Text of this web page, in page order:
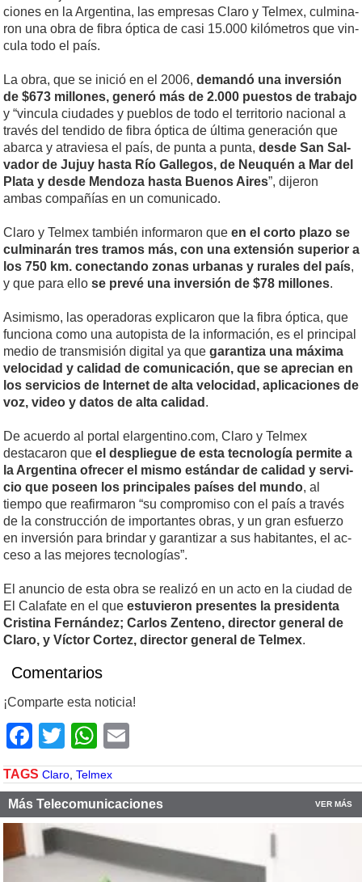
cio­nes en la Ar­gen­ti­na, las empresas Cla­ro y Tel­mex, cul­mi­na­
ron una obra de fi­bra óp­ti­ca de casi 15.000 kilómetros que vin­
cu­la to­do el país.
La obra, que se ini­ció en el 2006, de­man­dó una in­ver­sión
de $673 mi­llo­nes, ge­ne­ró más de 2.000 pues­tos de tra­ba­jo
y “vin­cu­la ciu­da­des y pue­blos de to­do el te­rri­to­rio na­cio­nal a
tra­vés del ten­di­do de fi­bra óp­ti­ca de úl­ti­ma ge­ne­ra­ción que
abar­ca y atra­vie­sa el país, de pun­ta a pun­ta, des­de San Sal­
va­dor de Ju­juy has­ta Río Ga­lle­gos, de Neu­quén a Mar del
Plata y des­de Mendoza has­ta Bue­nos Ai­res”, dijeron
ambas compañías en un comunicado.
Claro y Telmex también in­for­ma­ron que en el corto plazo se
cul­mi­na­rán tres tra­mos más, con una ex­ten­sión su­pe­rior a
los 750 km. co­nec­tan­do zo­nas ur­ba­nas y ru­ra­les del país,
y que para ello se pre­vé una in­ver­sión de $78 mi­llo­nes.
Asimismo, las operadoras ex­pli­ca­ron que la fi­bra óp­ti­ca, que
fun­cio­na co­mo una au­to­pis­ta de la in­for­ma­ción, es el prin­ci­pal
me­dio de trans­mi­sión di­gi­tal ya que ga­ran­ti­za una má­xi­ma
ve­lo­ci­dad y ca­li­dad de co­mu­ni­ca­ción, que se apre­cian en
los ser­vi­cios de In­ter­net de al­ta ve­lo­ci­dad, apli­ca­cio­nes de
voz, vi­deo y da­tos de al­ta ca­li­dad .
De acuerdo al portal elargentino.com, Cla­ro y Tel­mex
destacaron que el des­plie­gue de es­ta tec­no­lo­gía per­mi­te a
la Ar­gen­ti­na ofre­cer el mis­mo es­tán­dar de ca­li­dad y ser­vi­
cio que po­seen los prin­ci­pa­les paí­ses del mun­do, al
tiempo que reafirmaron “su com­pro­mi­so con el país a tra­vés
de la cons­truc­ción de im­por­tan­tes obras, y un gran es­fuer­zo
en in­ver­sión pa­ra brin­dar y ga­ran­ti­zar a sus ha­bi­tan­tes, el ac­
ce­so a las me­jo­res tec­no­lo­gías”.
El anun­cio de es­ta obra se rea­li­zó en un ac­to en la ciu­dad de
El Ca­la­fa­te en el que es­tu­vie­ron pre­sen­tes la pre­si­den­ta
Cris­ti­na Fer­nán­dez; Car­los Zen­te­no, di­rec­tor ge­ne­ral de
Cla­ro, y Víc­tor Cor­tez, di­rec­tor ge­ne­ral de Tel­mex.
Comentarios
¡Comparte esta noticia!
Facebook
TwitterWhatsApp
TAGS Claro Telmex
Más Telecomunicaciones VER MÁS